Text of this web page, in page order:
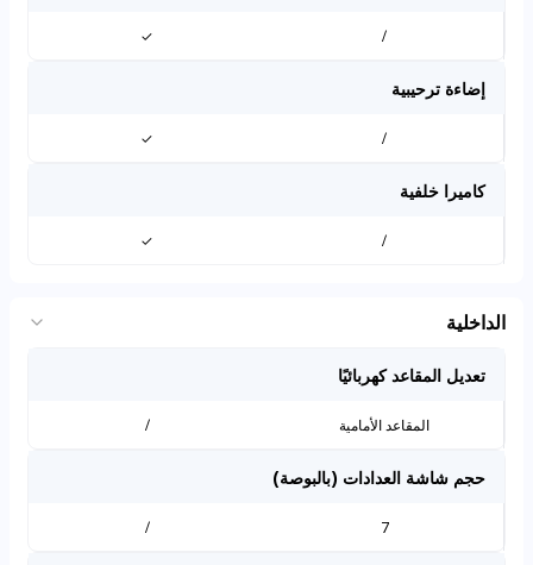
/
✓
إضاءة ترحيبية
/
✓
كاميرا خلفية
/
✓
الداخلية
تعديل المقاعد كهربائيًا
المقاعد الأمامية /
حجم شاشة العدادات (بالبوصة)
7
/